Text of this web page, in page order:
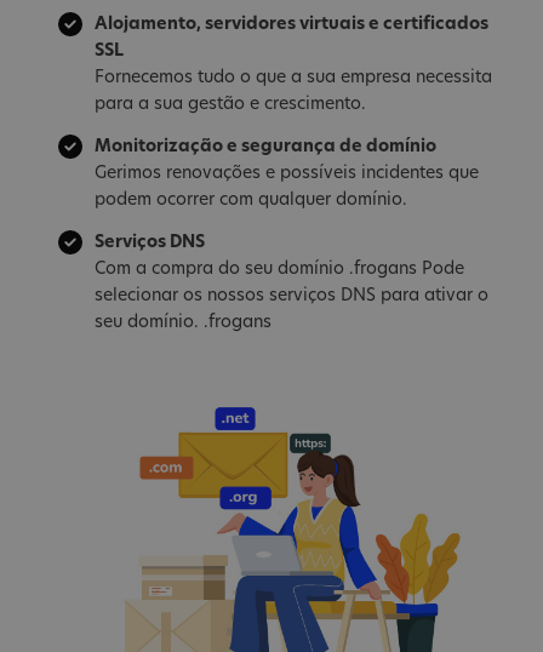
Alojamento, servidores virtuais e certificados
SSL
Fornecemos tudo o que a sua empresa necessita
para a sua gestão e crescimento.
Monitorização e segurança de domínio
Gerimos renovações e possíveis incidentes que
podem ocorrer com qualquer domínio.
Serviços DNS
Com a compra do seu domínio .frogans Pode
selecionar os nossos serviços DNS para ativar o
seu domínio. .frogans